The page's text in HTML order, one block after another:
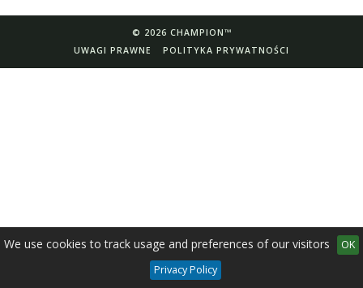
© 2026 CHAMPION™
UWAGI PRAWNE
POLITYKA PRYWATNOŚCI
We use cookies to track usage and preferences of our visitors
OK
Privacy Policy